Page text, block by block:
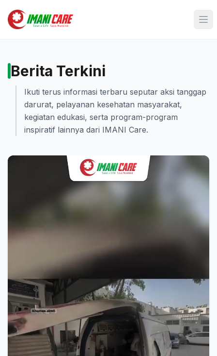
Berita Terkini
Ikuti terus informasi terbaru seputar aksi tanggap
darurat, pelayanan kesehatan masyarakat,
kegiatan edukasi, serta program-program
inspiratif lainnya dari IMANI Care.